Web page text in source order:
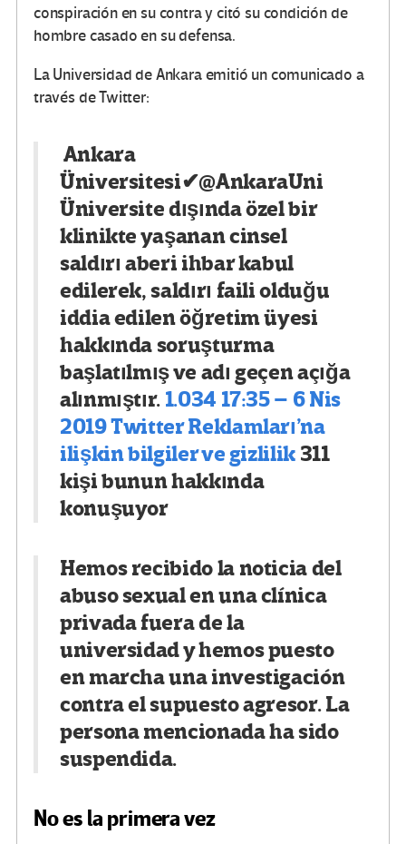
conspiración en su contra y citó su condición de
hombre casado en su defensa.
La Universidad de Ankara emitió un comunicado a
través de Twitter:
Ankara
Üniversitesi✔@AnkaraUni
Üniversite dışında özel bir
klinikte yaşanan cinsel
saldırı aberi ihbar kabul
edilerek, saldırı faili olduğu
iddia edilen öğretim üyesi
hakkında soruşturma
başlatılmış ve adı geçen açığa
alınmıştır. 1.034 17:35 – 6 Nis
2019Twitter Reklamları’na
ilişkin bilgiler ve gizlilik 311
kişi bunun hakkında
konuşuyor
Hemos recibido la noticia del
abuso sexual en una clínica
privada fuera de la
universidad y hemos puesto
en marcha una investigación
contra el supuesto agresor. La
persona mencionada ha sido
suspendida.
No es la primera vez